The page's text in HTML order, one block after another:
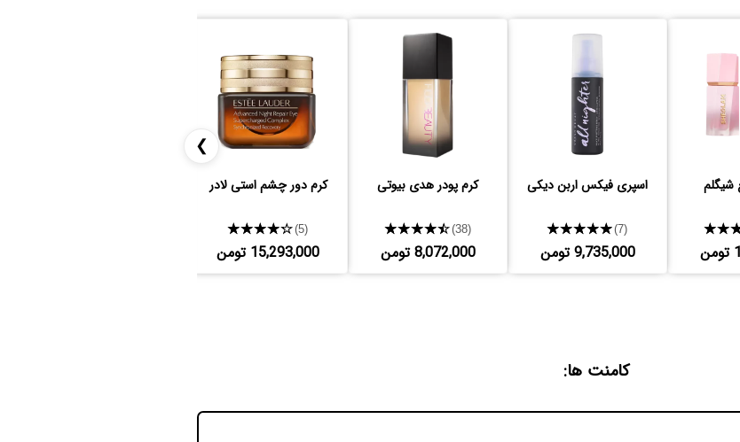
شیگلم اسپری فیکس اربن دیکی
★★★★★(7)
9,735,000 تومن
کرم پودر هدی بیوتی
★★★★★(38)
8,072,000 تومن
کرم دور چشم استی لادر
★★★★★(5)
15,293,000 تومن
❯
کامنت ها: